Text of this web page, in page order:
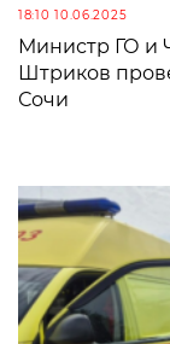
18:10 10.06.2025
Министр ГО и
Штриков
Сочи